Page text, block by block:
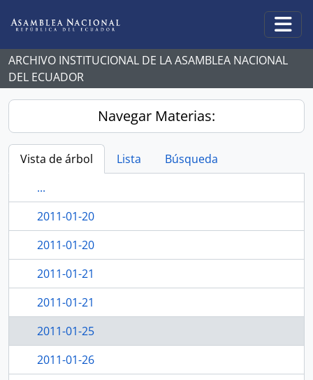
ARCHIVO INSTITUCIONAL DE LA ASAMBLEA NACIONAL
DEL ECUADOR
Navegar Materias:
Vista de árbol Lista
Búsqueda
...
2011-01-20
2011-01-20
2011-01-21
2011-01-21
2011-01-25
2011-01-26